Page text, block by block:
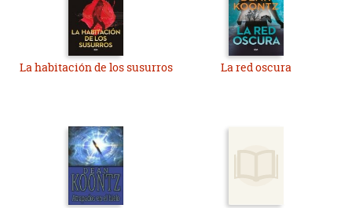
La habitación de los susurros La red oscura